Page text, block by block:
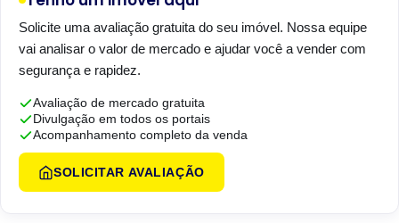
Solicite uma avaliação gratuita do seu imóvel. Nossa equipe
vai analisar o valor de mercado e ajudar você a vender com
segurança e rapidez.
Avaliação de mercado gratuita
Divulgação em todos os portais
Acompanhamento completo da venda
SOLICITAR AVALIAÇÃO